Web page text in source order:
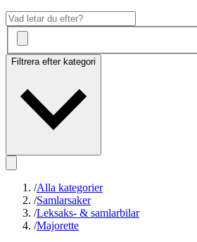
Filtrera efter kategori
/Alla kategorier
/Samlarsaker
/Leksaks- & samlarbilar
/Majorette